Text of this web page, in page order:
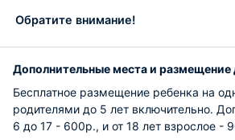
Обратите внимание!
Дополнительные места и размещение
Бесплатное размещение ребенка на
родителями до 5 лет включительно.
6 до 17 - 600р., и от 18 лет взрослое -